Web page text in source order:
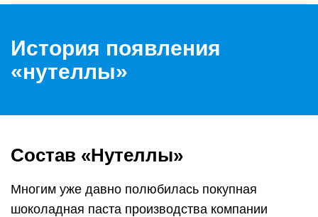
История появления
«нутеллы»
Состав «Нутеллы»
Многим уже давно полюбилась покупная
шоколадная паста производства компании